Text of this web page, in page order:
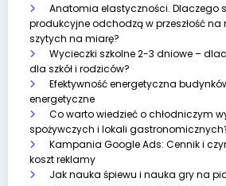
Anatomia elastyczności. Dlaczego
produkcyjne odchodzą w przeszłość na
szytych na miarę?
Wycieczki szkolne 2-3 dniowe –
dla szkół i rodziców?
Efektywność energetyczna
energetyczne
Co warto wiedzieć o chłodniczym
spożywczych i lokali
Kampania Google Ads: Cennik i
koszt reklamy
Jak nauka śpiewu i nauka gry na